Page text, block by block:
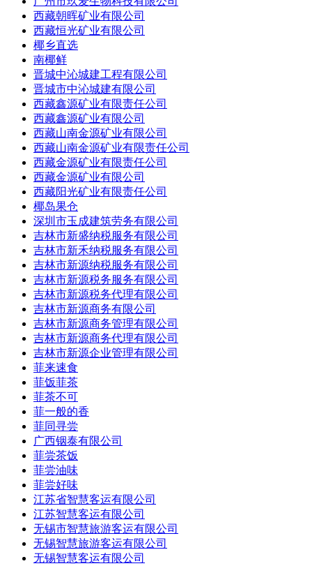
西藏朝晖矿业有限公司
西藏恒光矿业有限公司
椰乡直选
南椰鲜
晋城中沁城建工程有限公司
晋城市中沁城建有限公司
西藏鑫源矿业有限责任公司
西藏鑫源矿业有限公司
西藏山南金源矿业有限公司
西藏山南金源矿业有限责任公司
西藏金源矿业有限责任公司
西藏金源矿业有限公司
西藏阳光矿业有限责任公司
椰岛果仓
深圳市玉成建筑劳务有限公司
吉林市新盛纳税服务有限公司
吉林市新禾纳税服务有限公司
吉林市新源纳税服务有限公司
吉林市新源税务服务有限公司
吉林市新源税务代理有限公司
吉林市新源商务有限公司
吉林市新源商务管理有限公司
吉林市新源商务代理有限公司
吉林市新源企业管理有限公司
菲来速食
菲饭菲茶
菲茶不可
菲一般的香
菲同寻尝
广西铟泰有限公司
菲尝茶饭
菲尝油味
菲尝好味
江苏省智慧客运有限公司
江苏智慧客运有限公司
无锡市智慧旅游客运有限公司
无锡智慧旅游客运有限公司
无锡智慧客运有限公司